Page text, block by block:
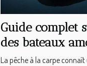
Guide complet
des bateaux
pêche à la
La pêche à la carpe